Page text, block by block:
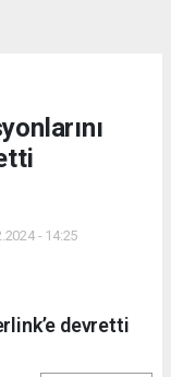
- 14:25
devretti